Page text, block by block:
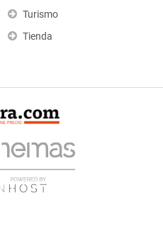
Turismo
Tienda